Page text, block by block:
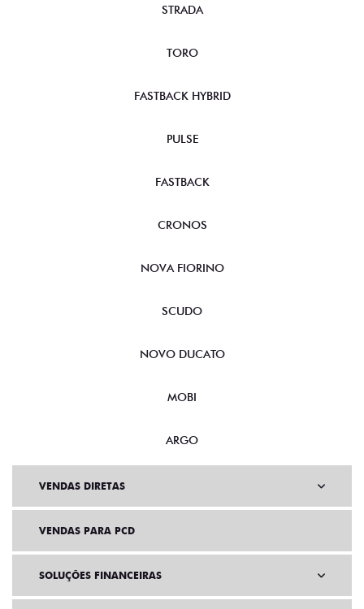
STRADA
TORO
FASTBACK HYBRID
PULSE
FASTBACK
CRONOS
NOVA FIORINO
SCUDO
NOVO DUCATO
MOBI
ARGO
VENDAS DIRETAS
VENDAS PARA PCD
SOLUÇÕES FINANCEIRAS